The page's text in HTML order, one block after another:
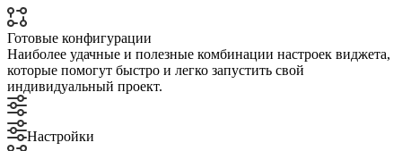
Готовые конфигурации
Наиболее удачные и полезные комбинации настроек виджета,
которые помогут быстро и легко запустить свой
индивидуальный проект.
Настройки